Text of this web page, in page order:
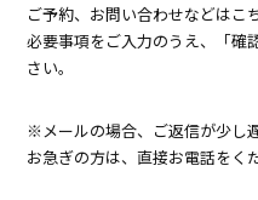
ご予約、お問い合わせなどはこ
必要事項をご入力のうえ、「確
さい。
※メールの場合、ご返信が少し
お急ぎの方は、直接お電話をく